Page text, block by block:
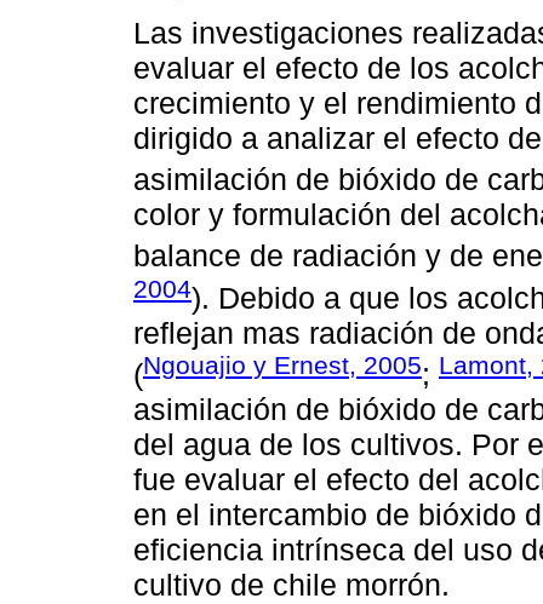
Las investigaciones
evaluar el efecto de los
crecimiento y el rendimiento
dirigido a analizar el efecto
asimilación de bióxido de
color y formulación del
balance de radiación y de
2004). Debido a que los
reflejan mas radiación de
(Ngouajio y Ernest, 2005; Lamont,
asimilación de bióxido de
del agua de los cultivos. Por
fue evaluar el efecto del
en el intercambio de bióxido
eficiencia intrínseca del uso
cultivo de chile morrón.